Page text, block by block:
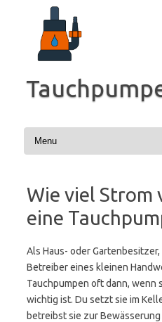
springen
Wie viel Strom
eine
Als Haus- oder
Betreiber eines kleinen
Tauchpumpen oft dann, wenn
wichtig ist. Du setzt sie im
betreibst sie zur